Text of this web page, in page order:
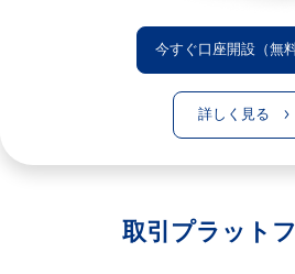
今すぐ口座開設（無料
詳しく見る
取引プラット